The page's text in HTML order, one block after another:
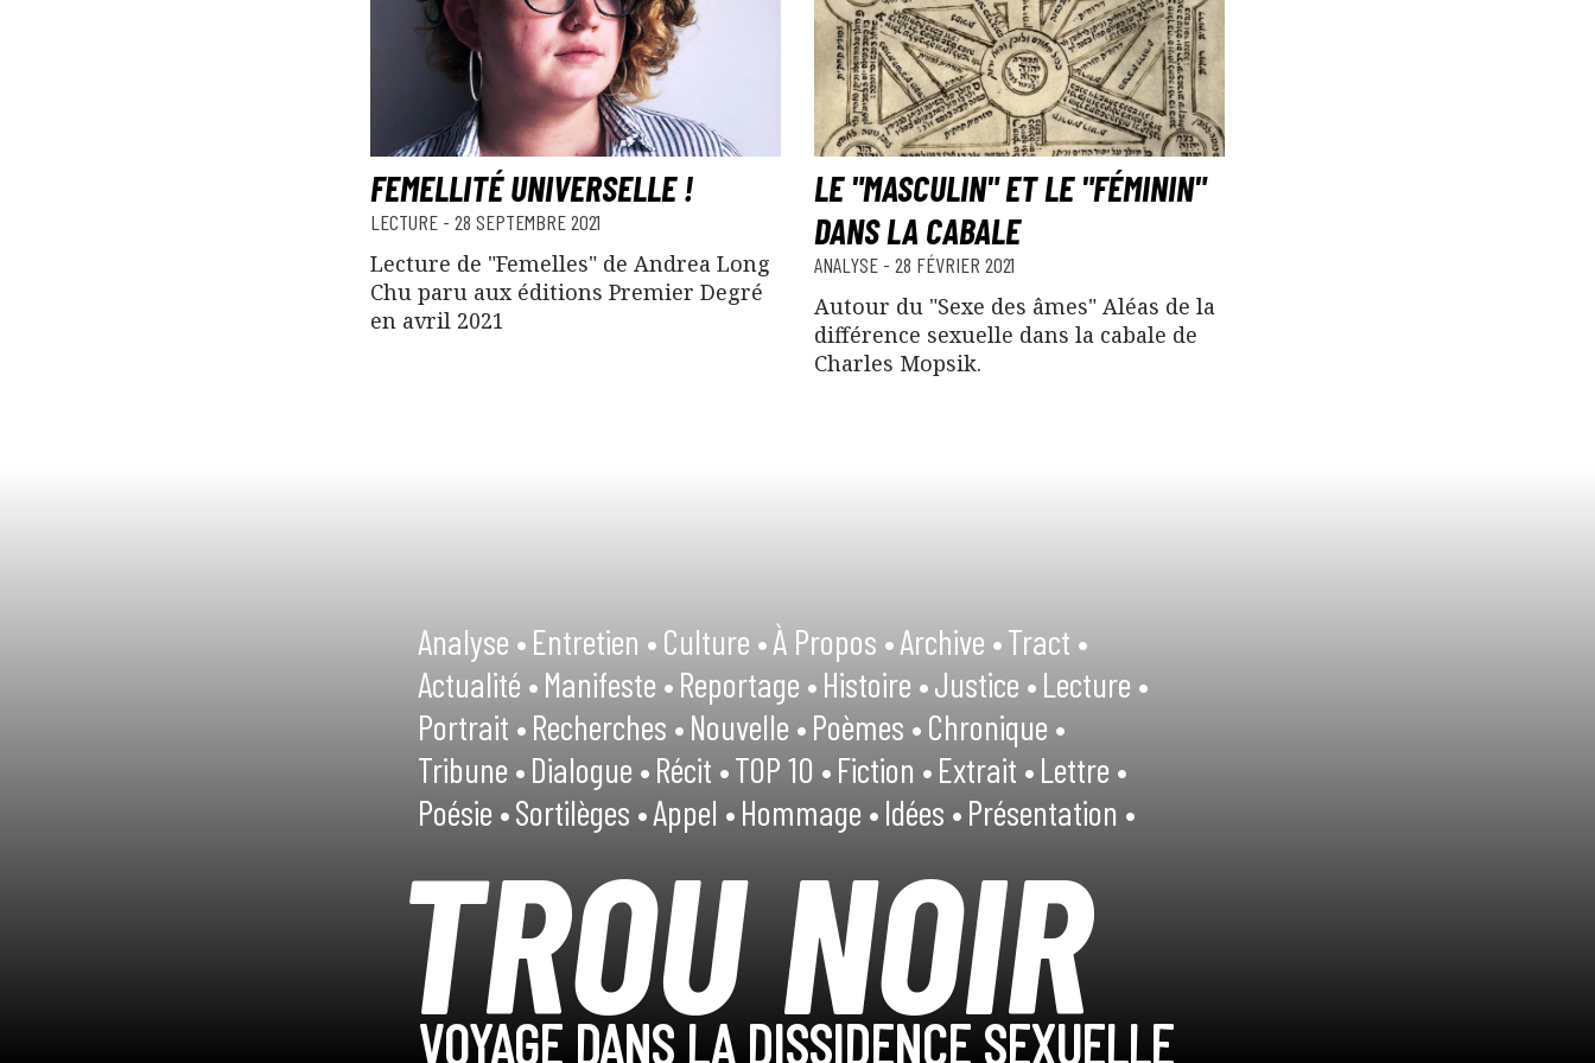
FEMELLITÉ UNIVERSELLE !
LECTURE - 28 SEPTEMBRE 2021
Lecture de "Femelles" de Andrea Long
Chu paru aux éditions Premier Degré
en avril 2021
LE "MASCULIN" ET LE "FÉMININ"
DANS LA CABALE
ANALYSE -28 FÉVRIER 2021
Autour du "Sexe des âmes" Aléas de la
différence sexuelle dans la cabale de
Charles Mopsik.
Analyse •Entretien •Culture •À Propos •Archive •Tract •
Actualité •Manifeste •Reportage •Histoire •Justice •Lecture •
Portrait •Recherches •Nouvelle •Poèmes •Chronique •
Tribune •Dialogue •Récit •TOP 10 •Fiction •Extrait •Lettre •
Poésie •Sortilèges •Appel •Hommage •Idées •Présentation •
TROU NOIR
VOYAGE DANS LA DISSIDENCE SEXUELLE